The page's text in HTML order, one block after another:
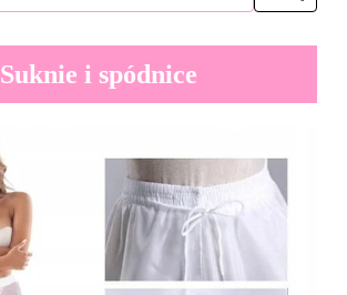
Suknie i spódnice